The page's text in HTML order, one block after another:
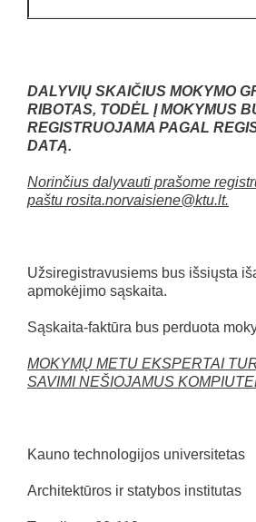
DALYVIŲ SKAIČIUS MOKYMO
RIBOTAS, TODĖL Į MOKYMUS
REGISTRUOJAMA PAGAL
DATĄ.
Norinčius dalyvauti prašome
paštu rosita.norvaisiene@ktu.lt.
Užsiregistravusiems bus išsiųsta
apmokėjimo sąskaita.
Sąskaita-faktūra bus perduota
MOKYMŲ METU EKSPERTAI
SAVIMI NEŠIOJAMUS
Kauno technologijos universitetas
Architektūros ir statybos institutas